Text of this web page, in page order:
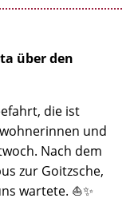
über den
die ist
und
Nach dem
zur Goitzsche,
wartete. ⛵✨